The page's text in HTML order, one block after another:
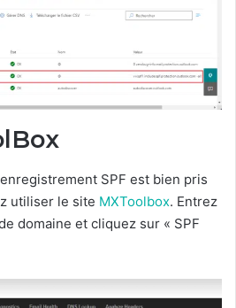
SPF est bien pris
utiliser le site MXToolbox. Entrez
domaine et cliquez sur « SPF